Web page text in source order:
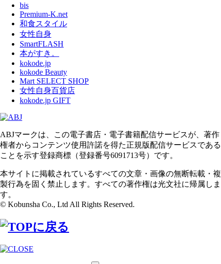
bis
Premium-K.net
和食スタイル
女性自身
SmartFLASH
本がすき。
kokode.jp
kokode Beauty
Mart SELECT SHOP
女性自身百貨店
kokode.jp GIFT
ABJマークは、この電子書店・電子書籍配信サービスが、著作
権者からコンテンツ使用許諾を得た正規版配信サービスである
ことを示す登録商標（登録番号6091713号）です。
本サイトに掲載されているすべての文章・画像の無断転載・複
製行為を固く禁止します。すべての著作権は光文社に帰属しま
す。
© Kobunsha Co., Ltd All Rights Reserved.